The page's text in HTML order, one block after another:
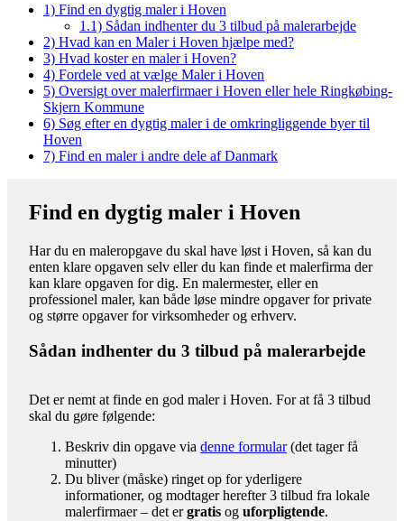
1) Find en dygtig maler i Hoven
1.1) Sådan indhenter du 3 tilbud på malerarbejde
2) Hvad kan en Maler i Hoven hjælpe med?
3) Hvad koster en maler i Hoven?
4) Fordele ved at vælge Maler i Hoven
5) Oversigt over malerfirmaer i Hoven eller hele Ringkøbing-
Skjern Kommune
6) Søg efter en dygtig maler i de omkringliggende byer til
Hoven
7) Find en maler i andre dele af Danmark
Find en dygtig maler i Hoven
Har du en maleropgave du skal have løst i Hoven, så kan du
enten klare opgaven selv eller du kan finde et malerfirma der
kan klare opgaven for dig. En malermester, eller en
professionel maler, kan både løse mindre opgaver for private
og større opgaver for virksomheder og erhverv.
Sådan indhenter du 3 tilbud på malerarbejde
Det er nemt at finde en god maler i Hoven. For at få 3 tilbud
skal du gøre følgende:
Beskriv din opgave via denne formular(det tager få
minutter)
Du bliver (måske) ringet op for yderligere
informationer, og modtager herefter 3 tilbud fra lokale
malerfirmaer – det ergratis og uforpligtende.